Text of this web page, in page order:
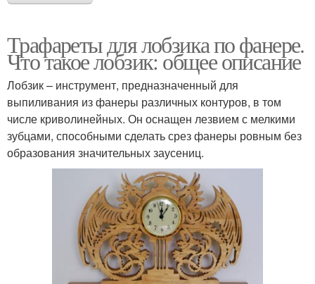
Трафареты для лобзика по фанере.
Что такое лобзик: общее описание
Лобзик – инструмент, предназначенный для
выпиливания из фанеры различных контуров, в том
числе криволинейных. Он оснащен лезвием с мелкими
зубцами, способными сделать срез фанеры ровным без
образования значительных заусениц.